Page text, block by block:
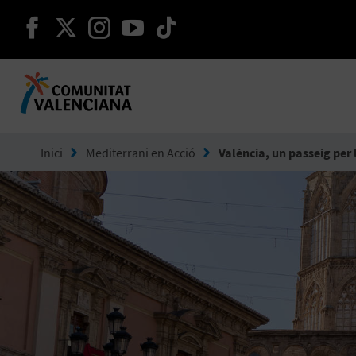
seguir en facebook
seguir en twitter
seguir en instagram
seguir en youtube
Inici Mediterrani en Acció València, un passeig